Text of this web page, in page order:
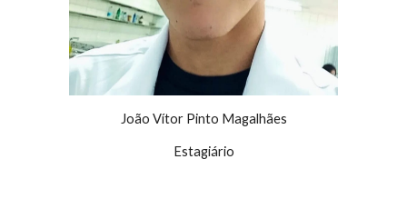
João Vítor Pinto Magalhães
Estagiário